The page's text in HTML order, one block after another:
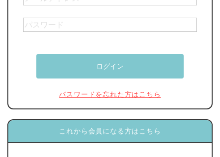
パスワードを忘れた方はこちら
これから会員になる方はこちら